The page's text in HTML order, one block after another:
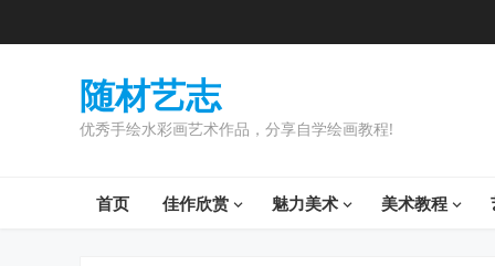
随材艺志
优秀手绘水彩画艺术作品，分享自学绘画教程!
首页 佳作欣赏 魅力美术 美术教程